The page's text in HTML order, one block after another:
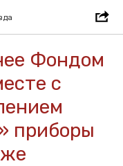
Фондом
с
приборы